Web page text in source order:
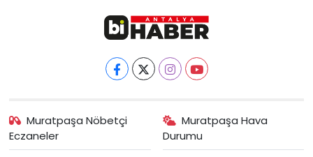
Muratpaşa Nöbetçi
Eczaneler
Muratpaşa Hava
Durumu